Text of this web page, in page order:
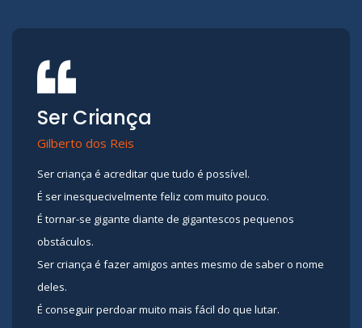
Ser Criança
Gilberto dos Reis
Ser criança é acreditar que tudo é possível.
É ser inesquecivelmente feliz com muito pouco.
É tornar-se gigante diante de gigantescos pequenos
obstáculos.
Ser criança é fazer amigos antes mesmo de saber o nome
deles.
É conseguir perdoar muito mais fácil do que lutar.